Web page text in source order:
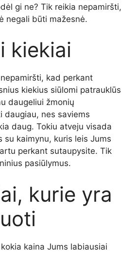
gi ne? Tik reikia nepamiršti,
negali būti mažesnė.
kiekiai
kad perkant
kiekius siūlomi patrauklūs
daugeliui žmonių
daugiau, nes saviems
daug. Tokiu atveju visada
su kaimynu, kuris leis Jums
perkant sutaupysite. Tik
pasiūlymus.
kurie yra
kaina Jums labiausiai